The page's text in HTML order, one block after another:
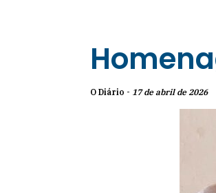
O Diário - 17 de abril de 2026